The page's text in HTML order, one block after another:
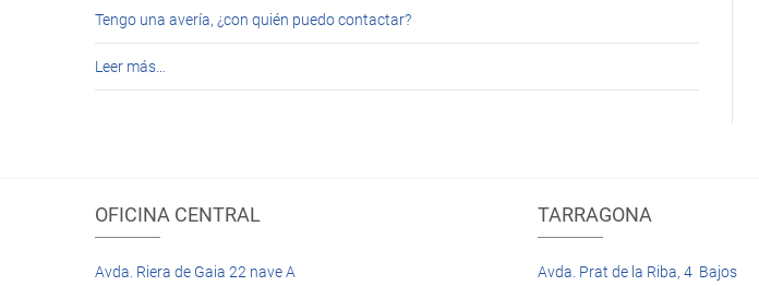
Tengo una avería, ¿con quién puedo contactar?
Leer más…
OFICINA CENTRAL
Avda. Riera de Gaia 22 nave A
TARRAGONA
Avda. Prat de la Riba, 4 Bajos